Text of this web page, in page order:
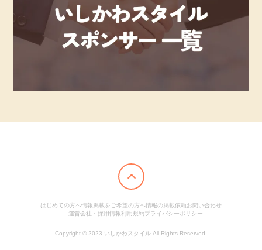
はじめての方へ情報掲載をご希望の方へ情報の掲載依頼お問い合わせ
運営会社・採用情報利用規約プライバシーポリシー
Copyright © 2023 いしかわスタイル All Rights Reserved.